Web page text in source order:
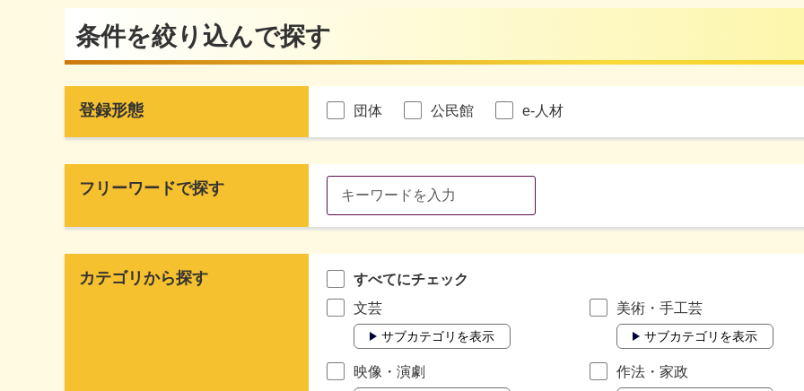
条件を絞り込んで探す
登録形態 団体 公民館 e-人材
フリーワードで探す
カテゴリから探す
すべてにチェック
文芸
サブカテゴリを表示
美術・手工芸
サブカテゴリを表示
映像・演劇 作法・家政